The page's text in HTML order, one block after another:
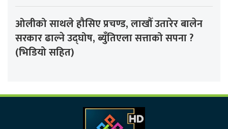
ओलीको साथले हौसिए प्रचण्ड, लाखौँ उतारेर बालेन
सरकार ढाल्ने उद्घोष, ब्युँतिएला सत्ताको सपना ?
(भिडियो सहित)